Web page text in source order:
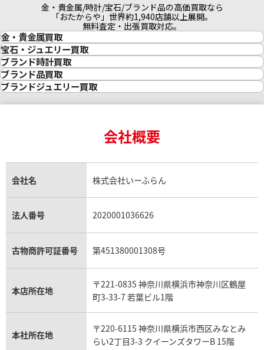
金・貴金属/時計/宝石/ブランド品の高価買取なら
「おたからや」世界約1,940店舗以上展開。
無料査定・出張買取対応。
金・貴金属買取
金買取
金の相場価格情報
金の参考買取価格一覧
インゴット買取
インゴットの相場価格情報
24金買取
金貨買取
貴金属買取
銀・シルバー買取
パラジウム買取
宝石・ジュエリー買取
宝石・ジュエリー買取
ダイヤモンド買取
ダイヤモンド・宝石の参考価格一覧
リング・結婚指輪買取
エメラルド買取
トパーズ買取
タンザナイト買取
キャッツアイ買取
アクアマリン買取
ブランド時計買取
時計買取
ロレックス買取
ロレックス デイトナ買取
ロレックス サブマリーナー買取
ロレックス エクスプローラー買取
ロレックス デイトジャスト買取
パテック フィリップノーチラス買取
ヴァシュロン・コンスタンタン買取
オメガ買取
カルティエ買取
フランク ミュラー買取
リシャール・ミル買取
パネライ買取
チューダー（チュードル）買取
ブランド品買取
ブランド買取
シャネル マトラッセ買取
セリーヌ買取
プラダ買取
ブランドジュエリー買取
ヴァンクリーフ＆アーペル買取
ショーメ買取
ダミアーニ買取
モーブッサン買取
会社概要
会社名 株式会社いーふらん
法人番号 2020001036626
古物商許可証番号 第451380001308号
本店所在地
〒221-0835 神奈川県横浜市神奈川区鶴屋
町3-33-7 若葉ビル1階
本社所在地
〒220-6115 神奈川県横浜市西区みなとみ
らい2丁目3-3 クイーンズタワーB 15階